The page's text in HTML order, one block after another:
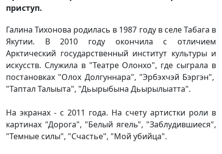
приступ.
Галина Тихонова родилась в 1987 году в селе Табага в
Якутии. В 2010 году окончила с отличием
Арктический государственный институт культуры и
искусств. Служила в "Театре Олонхо", где сыграла в
постановках "Олох Долгуннара", "Эрбэхчэй Бэргэн",
"Таптал Талыыта", "Дьырыбына Дьырылыатта".
На экранах - с 2011 года. На счету артистки роли в
картинах "Дорога", "Белый ягель", "Заблудившиеся",
"Темные силы", "Счастье", "Мой убийца".